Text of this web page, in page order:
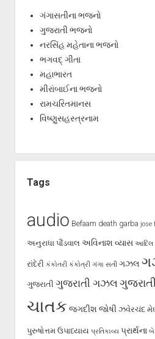
ગંગાસતીના ભજનો
ગુજરાતી ભજનો
નરસિંહ મહેતાના ભજનો
ભગવદ્ ગીતા
મહાભારત
મીરાંબાઈના ભજનો
રામચરિતમાનસ
વિષ્ણુસહસ્ત્રનામ
Tags
audio Befaam death garba jose
અનુરાધા પૌંડવાલ અવિનાશ વ્યાસ આદિલ
રાંદેરી કંકોતરી કંકોત્રી ગંગા સતી ગઝલ
ગુજરાતી ગુજરાતી ગઝલ
ચાતક જગદીશ જોષી ઝવેરચંદ
પુરુષોત્તમ ઉપાધ્યાય પ્રતિકાવ્ય પ્રાર્થના